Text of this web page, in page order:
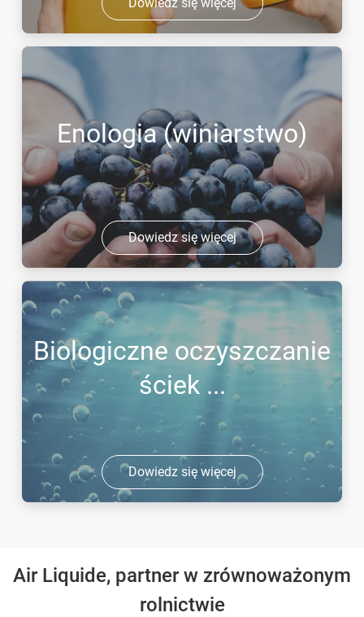
Enologia (winiarstwo)
Dowiedz się więcej
Biologiczne oczyszczanie
ściek ...
Dowiedz się więcej
Air Liquide, partner w zrównoważonym
rolnictwie